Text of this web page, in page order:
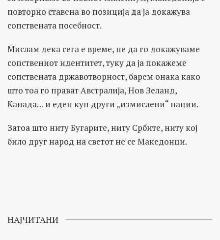
повторно ставена во позиција да ја докажува
сопствената посебност.
Мислам дека сега е време, не да го докажуваме
сопствениот идентитет, туку да ја покажеме
сопствената државотворност, барем онака како
што тоа го прават Австралија, Нов Зеланд,
Канада… и еден куп други „измислени“ нации.
Затоа што ниту Бугарите, ниту Србите, ниту кој
било друг народ на светот не се Македонци.
НАЈЧИТАНИ